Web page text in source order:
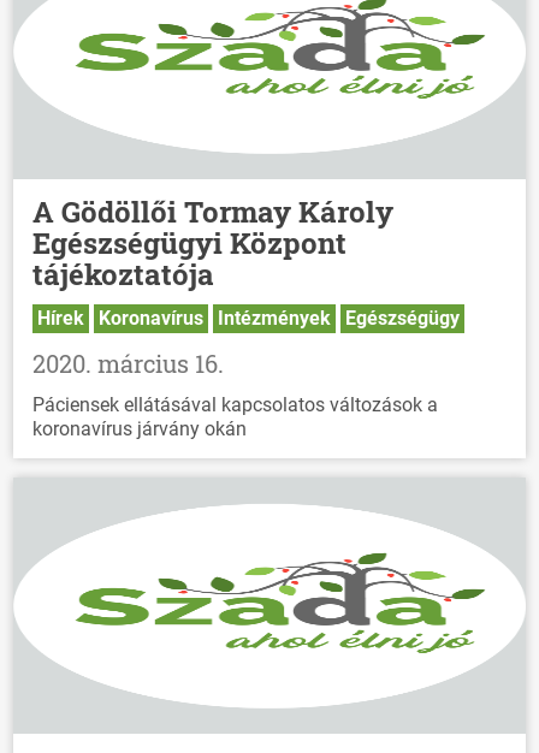
A Gödöllői Tormay Károly
Egészségügyi Központ
tájékoztatója
Hírek Koronavírus Intézmények Egészségügy
2020. március 16.
Páciensek ellátásával kapcsolatos változások a
koronavírus járvány okán